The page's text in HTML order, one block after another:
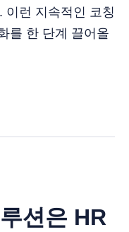
이런 지속적인 코칭
를 한 단계 끌어올
션은 HR